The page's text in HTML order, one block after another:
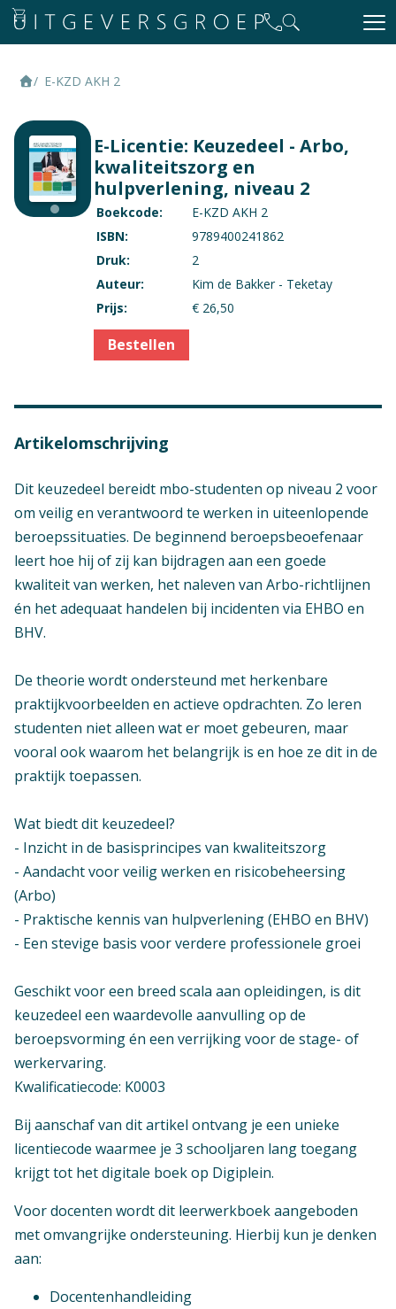
Context
Mbo: Keuzedelen
Vak
Praktijkvak
K-code
Verschijningsvorm
E-licentie
Aantal pagina's
152
E-KZD AKH 2
E-Licentie: Keuzedeel - Arbo,
kwaliteitszorg en
hulpverlening, niveau 2
Boekcode:
E-KZD AKH 2
ISBN:
9789400241862
Druk:
2
Auteur:
Kim de Bakker - Teketay
Prijs:
€ 26,50
Bestellen
Artikelomschrijving
Dit keuzedeel bereidt mbo-studenten op niveau 2 voor
om veilig en verantwoord te werken in uiteenlopende
beroepssituaties. De beginnend beroepsbeoefenaar
leert hoe hij of zij kan bijdragen aan een goede
kwaliteit van werken, het naleven van Arbo-richtlijnen
én het adequaat handelen bij incidenten via EHBO en
BHV.
De theorie wordt ondersteund met herkenbare
praktijkvoorbeelden en actieve opdrachten. Zo leren
studenten niet alleen wat er moet gebeuren, maar
vooral ook waarom het belangrijk is en hoe ze dit in de
praktijk toepassen.
Wat biedt dit keuzedeel?
- Inzicht in de basisprincipes van kwaliteitszorg
- Aandacht voor veilig werken en risicobeheersing
(Arbo)
- Praktische kennis van hulpverlening (EHBO en BHV)
- Een stevige basis voor verdere professionele groei
Geschikt voor een breed scala aan opleidingen, is dit
keuzedeel een waardevolle aanvulling op de
beroepsvorming én een verrijking voor de stage- of
werkervaring.
Kwalificatiecode: K0003
Bij aanschaf van dit artikel ontvang je een unieke
licentiecode waarmee je 3 schooljaren lang toegang
krijgt tot het digitale boek op Digiplein.
Voor docenten wordt dit leerwerkboek aangeboden
met omvangrijke ondersteuning. Hierbij kun je denken
aan:
Docentenhandleiding